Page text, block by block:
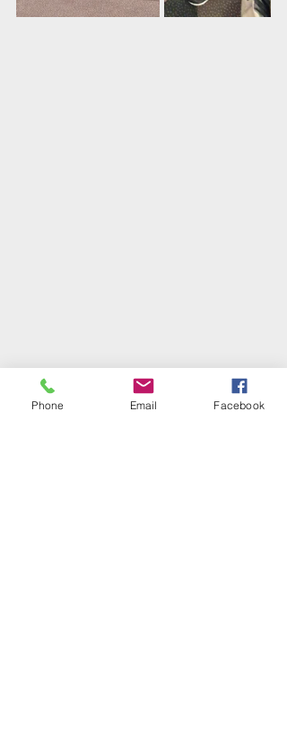
Phone Email Facebook